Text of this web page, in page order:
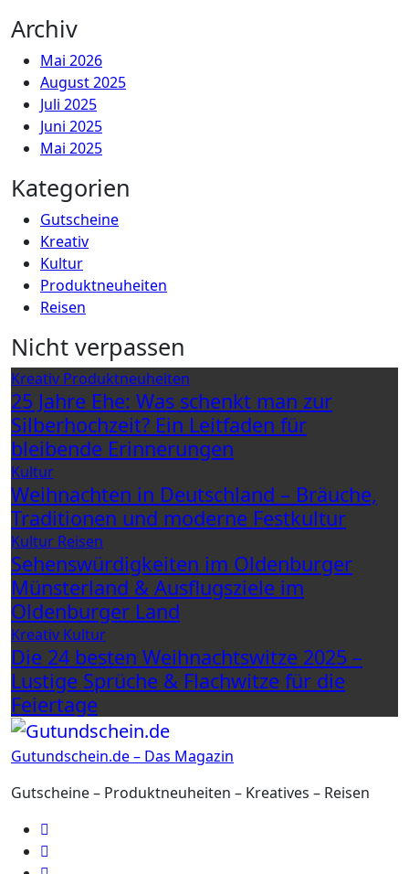
Archiv
Mai 2026
August 2025
Juli 2025
Juni 2025
Mai 2025
Kategorien
Gutscheine
Kreativ
Kultur
Produktneuheiten
Reisen
Nicht verpassen
Kreativ Produktneuheiten
25 Jahre Ehe: Was schenkt man zur
Silberhochzeit? Ein Leitfaden für
bleibende Erinnerungen
Kultur
Weihnachten in Deutschland – Bräuche,
Traditionen und moderne Festkultur
Kultur Reisen
Sehenswürdigkeiten im Oldenburger
Münsterland & Ausflugsziele im
Oldenburger Land
Kreativ Kultur
Die 24 besten Weihnachtswitze 2025 –
Lustige Sprüche & Flachwitze für die
Feiertage
Gutundschein.de – Das Magazin
Gutscheine – Produktneuheiten – Kreatives – Reisen